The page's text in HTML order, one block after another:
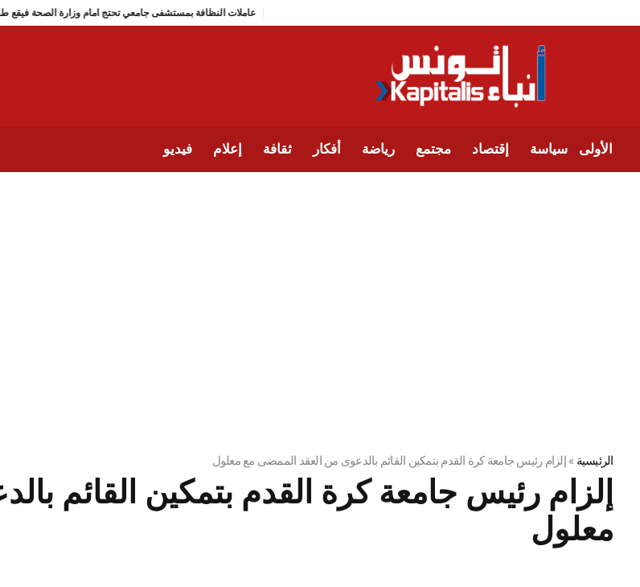
عاملات النظافة بمستشفى جامعي تحتج امام وزارة
الأولى سياسة إقتصاد مجتمع رياضة أفكار ثقافة إعلام فيديو
الرئيسية »إلزام رئيس جامعة كرة القدم بتمكين القائم بالدعوى من العقد الممضى مع معلول
إلزام رئيس جامعة كرة القدم بتمكين القائم
معلول